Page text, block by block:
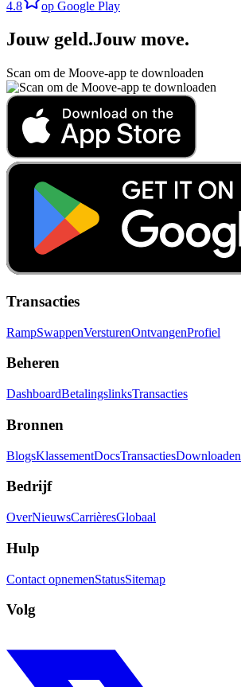
4.8 op Google Play
Jouw geld.Jouw move.
Scan om de Moove-app te downloaden
Transacties
RampSwappenVersturenOntvangenProfiel
Beheren
DashboardBetalingslinksTransacties
Bronnen
BlogsKlassementDocsTransactiesDownloaden
Bedrijf
OverNieuwsCarrièresGlobaal
Hulp
Contact opnemenStatusSitemap
Volg